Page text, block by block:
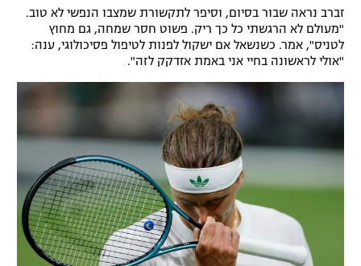
תקנון עבור פעילות ספורט 1 – "מרלן"
תנאי שימוש
מדיניות פרטיות
תקנון פעילות ספורט 1
רשיון להקרנה פומבית לבית עסק
הצטרפות לחבילת הערוצים
ספורט אתגרי ואקסטרים
אומנויות לחימה
גיימינג E-Sports
זברב נראה שבור בסיום, וסיפר לתקשורת שמצבו הנפשי לא טוב.
"מעולם לא הרגשתי כל כך ריק. פשוט חסר שמחה, גם מחוץ
לטניס", אמר. כשנשאל אם ישקול לפנות לטיפול פסיכולוגי, ענה:
"אולי לראשונה בחיי אני באמת אזדקק לזה".